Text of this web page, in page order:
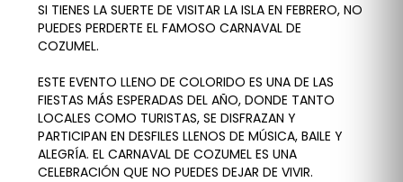
SI TIENES LA SUERTE DE VISITAR LA ISLA EN FEBRERO, NO
PUEDES PERDERTE EL FAMOSO CARNAVAL DE
COZUMEL.
ESTE EVENTO LLENO DE COLORIDO ES UNA DE LAS
FIESTAS MÁS ESPERADAS DEL AÑO, DONDE TANTO
LOCALES COMO TURISTAS, SE DISFRAZAN Y
PARTICIPAN EN DESFILES LLENOS DE MÚSICA, BAILE Y
ALEGRÍA. EL CARNAVAL DE COZUMEL ES UNA
CELEBRACIÓN QUE NO PUEDES DEJAR DE VIVIR.